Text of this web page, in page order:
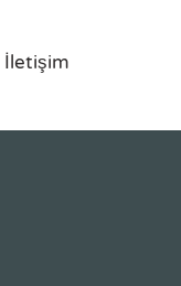
İletişim